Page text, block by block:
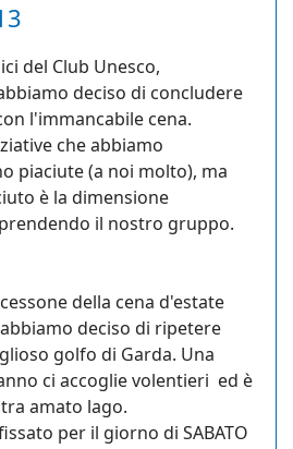
del Club Unesco,
deciso di concludere
l'immancabile cena.
che abbiamo
piaciute (a noi molto), ma
è la dimensione
il nostro gruppo.
della cena d'estate
deciso di ripetere
golfo di Garda. Una
ci accoglie volentieri ed è
amato lago.
per il giorno di SABATO